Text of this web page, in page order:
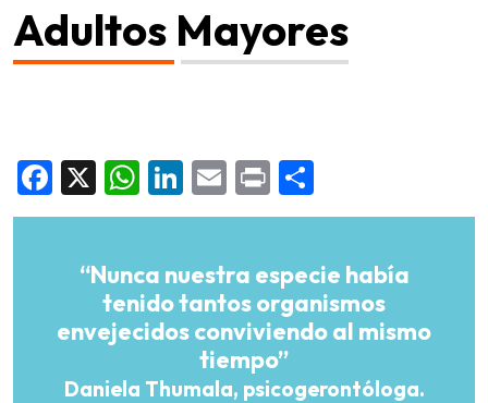
Adultos Mayores
Facebook
X WhatsApp
LinkedIn
Email
Print
“Nunca nuestra especie había
tenido tantos organismos
envejecidos conviviendo al mismo
tiempo”
Daniela Thumala, psicogerontóloga.